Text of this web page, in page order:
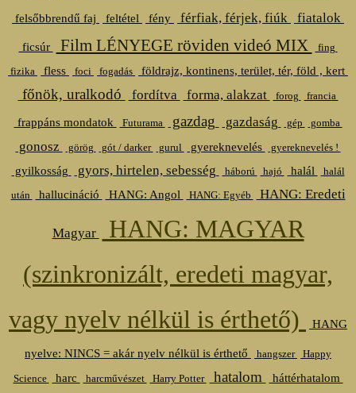
felsőbbrendű faj feltétel fény férfiak, férjek, fiúk fiatalok
ficsúr Film LÉNYEGE röviden videó MIX
fing
fizika
fless foci fogadás földrajz, kontinens, terület, tér, föld , kert
főnök, uralkodó fordítva forma, alakzat forog francia
frappáns mondatok Futurama gazdag gazdaság gép gomba
gonosz görög gót / darker gurul gyereknevelés gyereknevelés !
gyilkosság gyors, hirtelen, sebesség háború hajó halál
halál
után
hallucináció HANG: Angol HANG: Egyéb HANG: Eredeti
Magyar
HANG: MAGYAR
(szinkronizált, eredeti magyar,
vagy nyelv nélkül is érthető)
HANG
nyelve: NINCS = akár nyelv nélkül is érthető hangszer Happy
Science harc harcművészet Harry Potter hatalom háttérhatalom